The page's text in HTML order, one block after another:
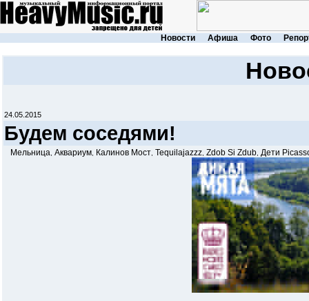
Новости Афиша Фото
24.05.2015
Будем соседями!
Мельница Аквариум Калинов Мост Tequilajazzz Zdob Si Zdub Дети